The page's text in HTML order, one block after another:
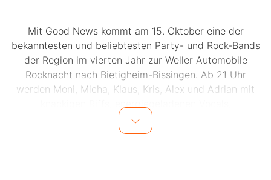
Mit Good News kommt am 15. Oktober eine der
bekanntesten und beliebtesten Party- und Rock-Bands
der Region im vierten Jahr zur Weller Automobile
Rocknacht nach Bietigheim-Bissingen. Ab 21 Uhr
werden Moni, Micha, Klaus, Kris, Alex und Adrian mit
scheppernden Beats und voluminösen Bässen die
Funken von der Bühne auf die Tanzfläche überspringen